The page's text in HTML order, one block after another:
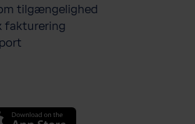
Priser er inkl. moms.
tilgængelighed
fakturering